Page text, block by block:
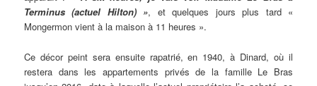
Terminus (actuel Hilton) », et quelques jours plus tard «
Mongermon vient à la maison à 11 heures ».
Ce décor peint sera ensuite rapatrié, en 1940, à Dinard, où il
restera dans les appartements privés de la famille Le Bras